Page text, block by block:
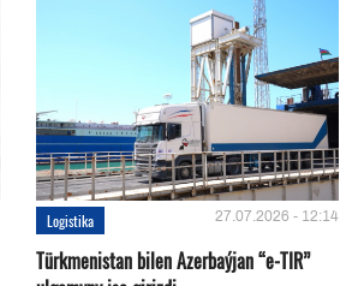
Logistika 27.07.2026 - 12:14
Türkmenistan bilen Azerbaýjan “e-TIR”